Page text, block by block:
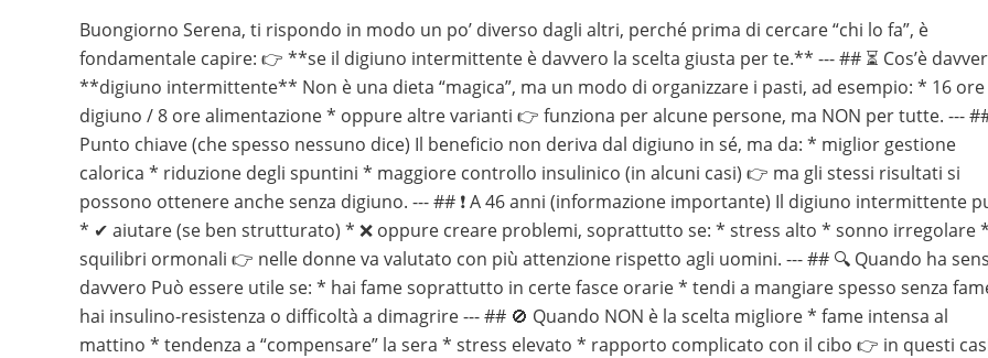
Buongiorno Serena, ti rispondo in modo un po’ diverso dagli altri, perché prima di cercare “chi lo fa”, è
fondamentale capire: 👉 **se il digiuno intermittente è davvero la scelta giusta per te.** --- ## ⏳ Cos’è
**digiuno intermittente** Non è una dieta “magica”, ma un modo di organizzare i pasti, ad esempio: * 16 ore
digiuno / 8 ore alimentazione * oppure altre varianti 👉 funziona per alcune persone, ma NON per tutte. ---
Punto chiave (che spesso nessuno dice) Il beneficio non deriva dal digiuno in sé, ma da: * miglior gestione
calorica * riduzione degli spuntini * maggiore controllo insulinico (in alcuni casi) 👉 ma gli stessi risultati si
possono ottenere anche senza digiuno. --- ## ❗ A 46 anni (informazione importante) Il digiuno intermittente
* ✔ aiutare (se ben strutturato) * ❌ oppure creare problemi, soprattutto se: * stress alto * sonno irregolare *
squilibri ormonali 👉 nelle donne va valutato con più attenzione rispetto agli uomini. --- ## 🔍 Quando ha
davvero Può essere utile se: * hai fame soprattutto in certe fasce orarie * tendi a mangiare spesso senza
hai insulino-resistenza o difficoltà a dimagrire --- ## 🚫 Quando NON è la scelta migliore * fame intensa al
mattino * tendenza a “compensare” la sera * stress elevato * rapporto complicato con il cibo 👉 in questi